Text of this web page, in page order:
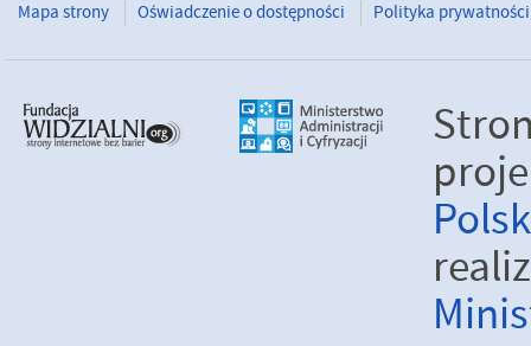
Mapa strony Oświadczenie o dostępności Polityka prywatności